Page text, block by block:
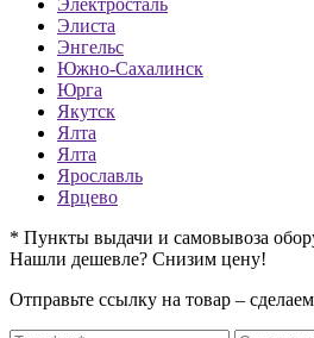
Элиста
Энгельс
Южно-Сахалинск
Юрга
Якутск
Ялта
Ялта
Ярославль
Ярцево
* Пункты выдачи и самовывоза
Нашли дешевле? Снизим цену!
Отправьте ссылку на товар –